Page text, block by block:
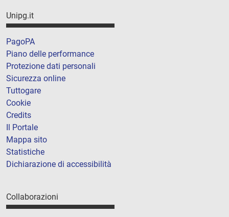
Unipg.it
PagoPA
Piano delle performance
Protezione dati personali
Sicurezza online
Tuttogare
Cookie
Credits
Il Portale
Mappa sito
Statistiche
Dichiarazione di accessibilità
Collaborazioni